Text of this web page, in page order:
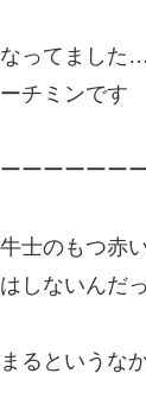
ってました…
チミンです
ーーーーー
士のもつ赤
しないんだ
るというな